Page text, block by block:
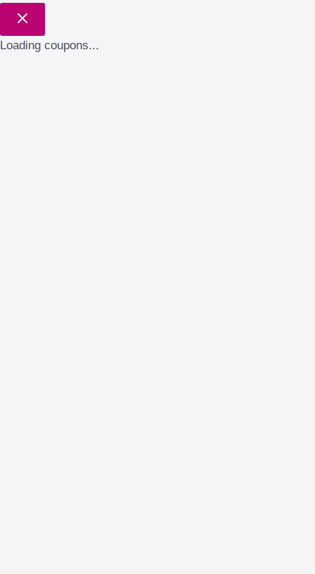
Loading coupons...